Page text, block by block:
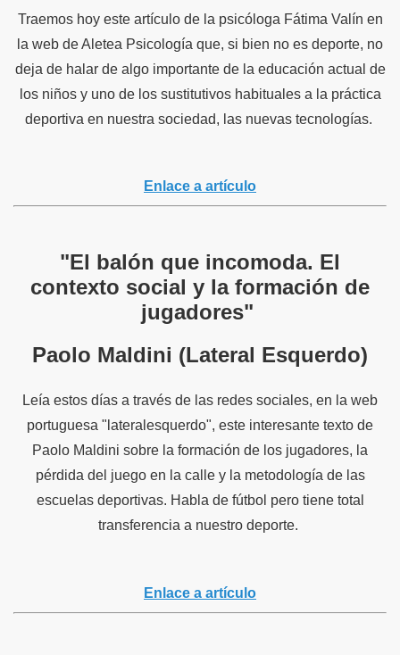
Traemos hoy este artículo de la psicóloga Fátima Valín en
la web de Aletea Psicología que, si bien no es deporte, no
deja de halar de algo importante de la educación actual de
los niños y uno de los sustitutivos habituales a la práctica
deportiva en nuestra sociedad, las nuevas tecnologías.
Enlace a artículo
"El balón que incomoda. El
contexto social y la formación de
jugadores"
Paolo Maldini (Lateral Esquerdo)
Leía estos días a través de las redes sociales, en la web
portuguesa "lateralesquerdo", este interesante texto de
Paolo Maldini sobre la formación de los jugadores, la
pérdida del juego en la calle y la metodología de las
escuelas deportivas. Habla de fútbol pero tiene total
transferencia a nuestro deporte.
Enlace a artículo